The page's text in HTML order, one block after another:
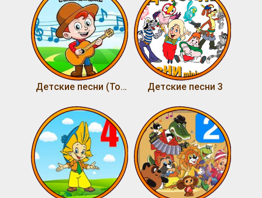
Детские песни (Том 2) Детские песни 3